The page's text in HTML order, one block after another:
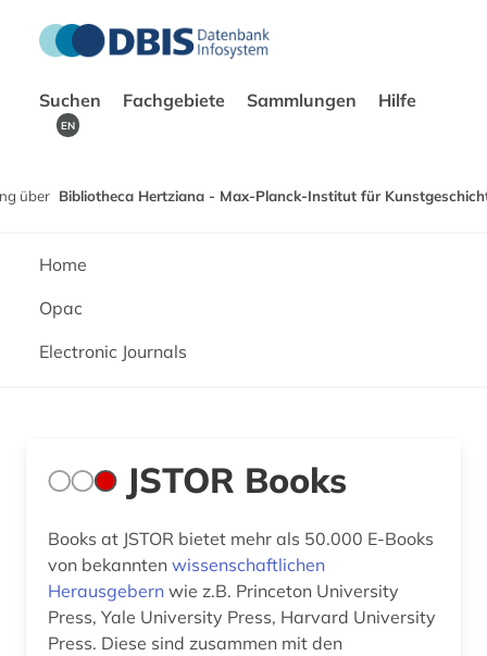
Suchen Fachgebiete Sammlungen Hilfe
EN
über Bibliotheca Hertziana - Max-Planck-Institut für
Home
Opac
Electronic Journals
JSTOR Books
Books at JSTOR bietet mehr als 50.000 E-Books
von bekannten wissenschaftlichen
Herausgebern wie z.B. Princeton University
Press, Yale University Press, Harvard University
Press. Diese sind zusammen mit den